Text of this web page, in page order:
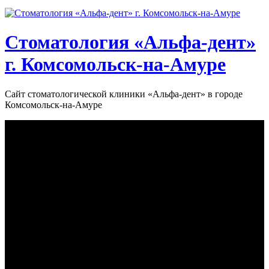
Стоматология «‎Альфа-дент»‎
г. Комсомольск-на-Амуре
Сайт стоматологической клиники «‎Альфа-дент» в городе
Комсомольск-на-Амуре